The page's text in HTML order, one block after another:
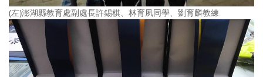
(左)澎湖縣教育處副處長許錫棋、林育夙同學、劉育麟教練